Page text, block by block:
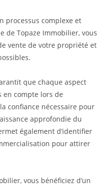
processus complexe et
de Topaze Immobilier, vous
vente de votre propriété et
que chaque aspect
en compte lors de
confiance nécessaire pour
approfondie du
également d’identifier
pour attirer
vous bénéficiez d’un